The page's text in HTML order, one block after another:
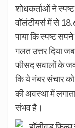
शोधकर्ताओं ने
वॉलंटीयर्स में से
पाया कि स्पष्ट
गलत उत्तर दिया
फीसद सवालों के
कि ये नंबर संचार को
की अवस्था में
संभव है।